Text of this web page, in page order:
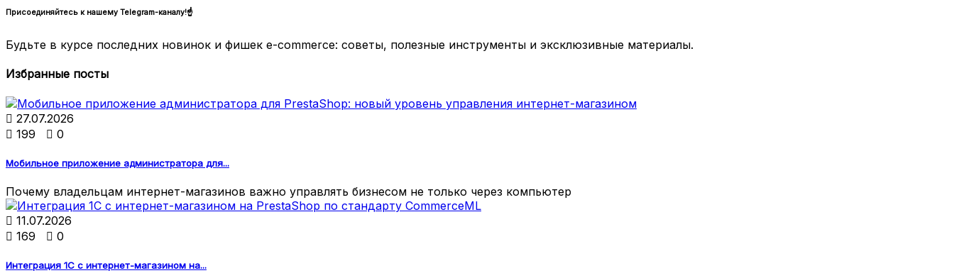
Присоединяйтесь к нашему Telegram-каналу!☝
Будьте в курсе последних новинок и фишек e-commerce: советы, полезные инструменты и эксклюзивные материалы.
Избранные посты
 27.07.2026
 199  0
Мобильное приложение администратора для...
Почему владельцам интернет-магазинов важно управлять бизнесом не только через компьютер
 11.07.2026
 169  0
Интеграция 1С с интернет-магазином на...